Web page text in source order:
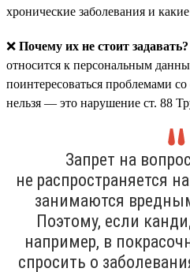
хронические заболевания и
❌ Почему их не стоит задавать?
относится к персональным
поинтересоваться проблемами
нельзя — это нарушение ст. 88
Запрет на
не распространяется
занимаются
Поэтому, если
например, в
спросить о